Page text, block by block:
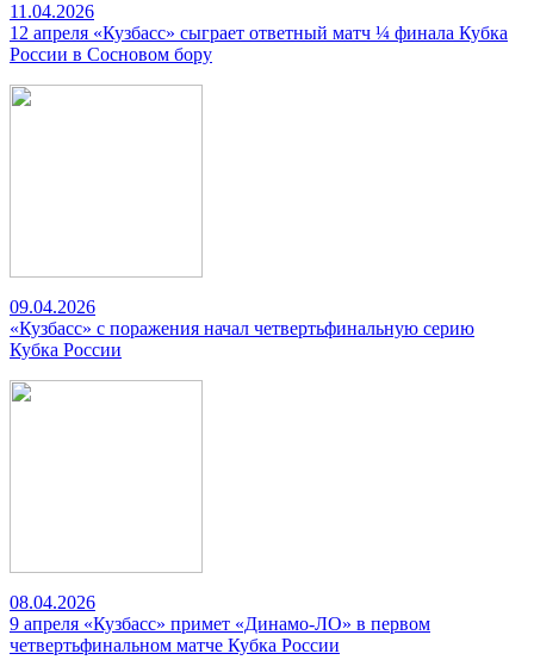
11.04.2026
12 апреля «Кузбасс» сыграет ответный матч ¼ финала Кубка
России в Сосновом бору
09.04.2026
«Кузбасс» с поражения начал четвертьфинальную серию
Кубка России
08.04.2026
9 апреля «Кузбасс» примет «Динамо-ЛО» в первом
четвертьфинальном матче Кубка России